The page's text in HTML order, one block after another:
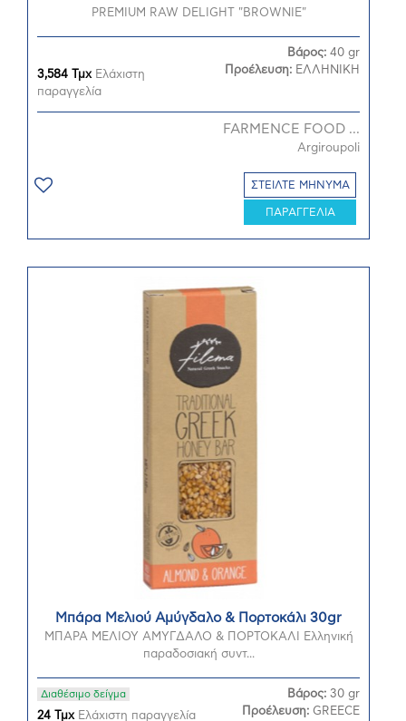
PREMIUM RAW DELIGHT "BROWNIE"
3,584 ΤμχΕλάχιστη
παραγγελία
Βάρος: 40 gr
Προέλευση: ΕΛΛΗΝΙΚΗ
FARMENCE FOOD ...
Argiroupoli
ΣΤΕΙΛΤΕ ΜΗΝΥΜΑ
ΠΑΡΑΓΓΕΛΙΑ
Μπάρα Μελιού Αμύγδαλο & Πορτοκάλι 30gr
ΜΠΑΡΑ ΜΕΛΙΟΥ ΑΜΥΓΔΑΛΟ & ΠΟΡΤΟΚΑΛΙ Ελληνική
παραδοσιακή συντ...
Διαθέσιμο δείγμα
24 ΤμχΕλάχιστη παραγγελία
Βάρος: 30 gr
Προέλευση: GREECE